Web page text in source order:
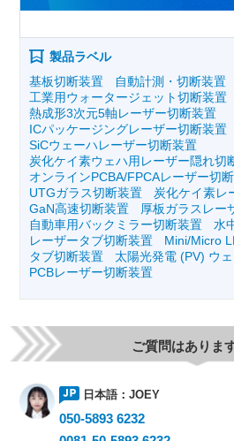
製品ラベル
基板切断装置
自動計測・切断装置
工業用ウォータージェット切断装置
熱成形3次元5軸レーザー切断装置
ICパッケージングレーザー切断装置
SiCウェーハレーザー切断装置
炭化ケイ素ウェハ用レーザー隠れ切
オンラインPCBA/FPCAレーザー切
UTGガラス切断装置
炭化ケイ素レ
GaN高速切断装置
厚板ガラスレー
自動車用バックミラー切断装置
水
レーザータブ切断装置
Mini/Micro
タブ切断装置
太陽光発電 (PV) ウ
PCBレーザー切断装置
ご質問はありま
日本語： JOEY
050-5893 6232